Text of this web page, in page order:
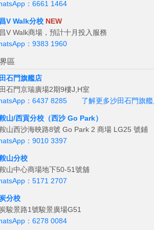
：6661 1464
V Walk分校 NEW
V Walk商場，預計十月投入服務
：9383 1960
區
石門旗艦店
石門京瑞廣場2期9樓J,H室
：6437 8285
了解更多沙田石門旗
山/西貢分校（西沙 Go Park）
山西沙海映路8號 Go Park 2 商場 LG25 號鋪
：9010 3397
山分校
山中心商場地下50-51號舖
：5171 2707
分校
駿景路1號駿景廣場G51
：6278 0084